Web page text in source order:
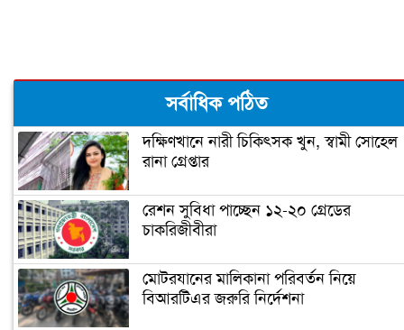
মধ্যবিত্তদের জন্য তৈরি ফ্ল্যাটের দাম আকাশ
ছোঁয়া (ভিডিও)
প্রধানমন্ত্রী আজ উদ্বোধন করবেন গোলাম
শিশু নির্যাতন ধামাচাপা দিতে ভাস্কর্যবিরোধী
অবস্থান (ভিডিও)
সর্বাধিক পঠিত
দক্ষিণখানে নারী চিকিৎসক খুন, স্বামী সোহেল
রানা গ্রেপ্তার
রেশন সুবিধা পাচ্ছেন ১২-২০ গ্রেডের
চাকরিজীবীরা
মোটরযানের মালিকানা পরিবর্তন নিয়ে
বিআরটিএর জরুরি নির্দেশনা